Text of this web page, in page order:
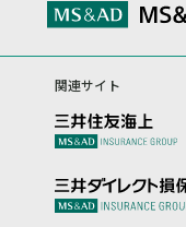
関連サイト